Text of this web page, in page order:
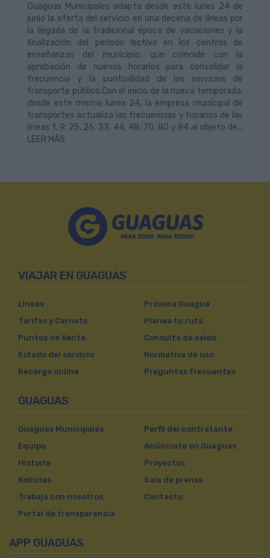
Guaguas Municipales adapta desde este lunes 24 de
junio la oferta del servicio en una decena de líneas por
la llegada de la tradicional época de vacaciones y la
finalización del periodo lectivo en los centros de
enseñanzas del municipio, que coincide con la
aprobación de nuevos horarios para consolidar la
frecuencia y la puntualidad de los servicios de
transporte público.Con el inicio de la nueva temporada,
desde este mismo lunes 24, la empresa municipal de
transportes actualiza las frecuencias y horarios de las
líneas 1, 9, 25, 26, 33, 44, 48, 70, 80 y 84 al objeto de...
LEER MÁS
VIAJAR EN GUAGUAS
Líneas
Tarifas y Carnets
Puntos de Venta
Estado del servicio
Recarga online
Próxima Guagua
Planea tu ruta
Consulta de saldo
Normativa de uso
Preguntas frecuentes
GUAGUAS
Guaguas Municipales
Equipo
Historia
Noticias
Trabaja con nosotros
Portal de transparencia
Perfil del contratante
Anúnciate en Guaguas
Proyectos
Sala de prensa
Contacto
APP GUAGUAS